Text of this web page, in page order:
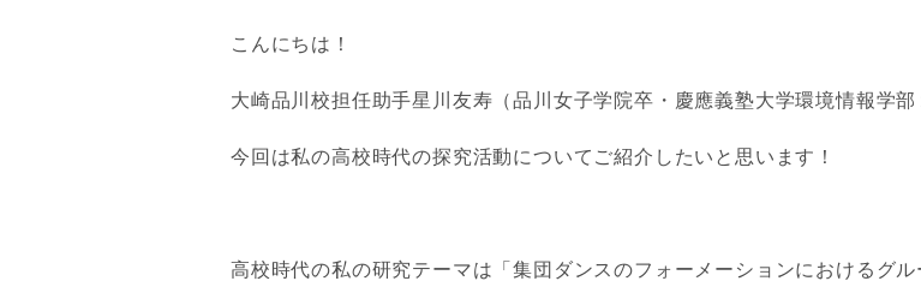
こんにちは！
大崎品川校担任助手星川友寿（品川女子学院卒・慶應義塾大学環境情報学部
今回は私の高校時代の探究活動についてご紹介したいと思います！
高校時代の私の研究テーマは「集団ダンスのフォーメーションにおけるグル